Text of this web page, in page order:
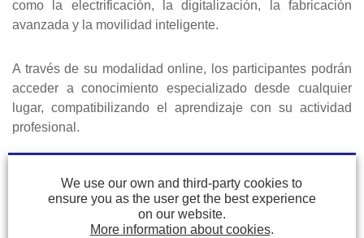
como la electrificación, la digitalización, la fabricación
avanzada y la movilidad inteligente.
A través de su modalidad online, los participantes podrán
acceder a conocimiento especializado desde cualquier
lugar, compatibilizando el aprendizaje con su actividad
profesional.
AIC, integrado por más de 30 empresas de 9
nacionalidades y más de 950 profesionales vinculados a
la automoción y la movilidad.
We use our own and third-party cookies to
ensure you as the user get the best experience
on our website.
More information about cookies.